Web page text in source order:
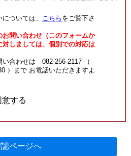
ついては、 こちら をご覧下さ
お問い合わせ（このフォームか
対しましては、個別での対応は
い合わせは 082-256-2117 （
）まで お電話いただきますよ
意する
ページへ